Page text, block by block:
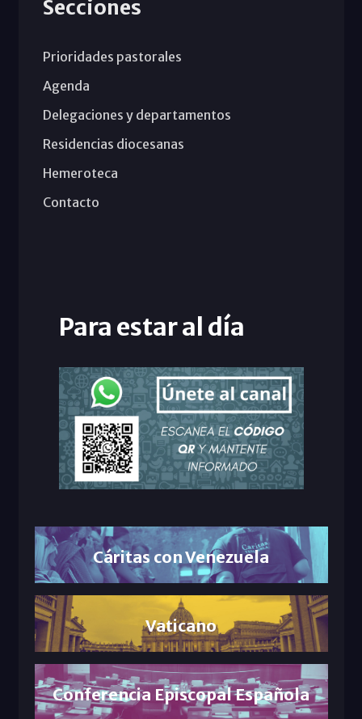
Secciones
Prioridades pastorales
Agenda
Delegaciones y departamentos
Residencias diocesanas
Hemeroteca
Contacto
Para estar al día
Cáritas con Venezuela
Vaticano
Conferencia Episcopal Española